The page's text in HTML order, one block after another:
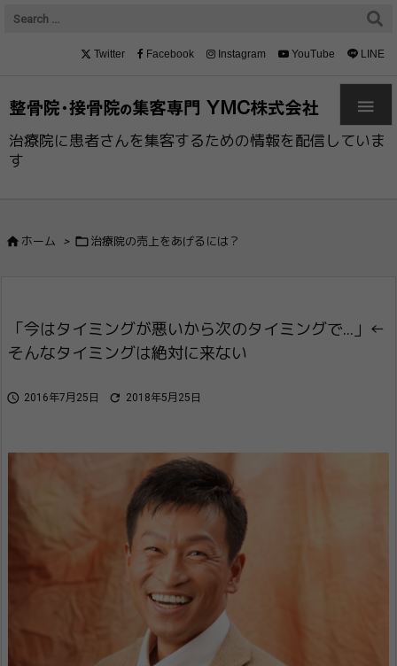
治療院に患者さんを集客するための情報を配信していま
す

Twitter Facebook Instagram YouTube LINE
 ホーム >  治療院の売上をあげるには？
「今はタイミングが悪いから次のタイミング​で…」←
そんなタイミングは絶対に来ない
 2016年7月25日  2018年5月25日